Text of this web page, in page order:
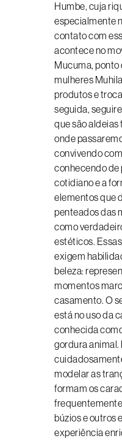
Humbe, cuja
especialmente
contato com
acontece no
Mucuma, ponto
mulheres
produtos e
seguida,
que são
onde
convivendo
conhecendo de
cotidiano e a
elementos que
penteados das
como
estéticos.
exigem
beleza:
momentos
casamento. O
está no uso da
conhecida
gordura animal.
modelar as
formam os
búzios e outros
experiência